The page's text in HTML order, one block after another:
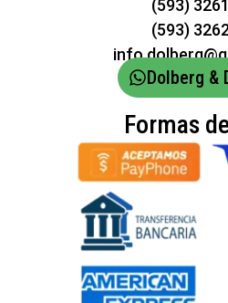
(593)
(593)
Dolberg &
Formas